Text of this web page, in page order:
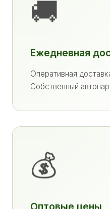
🚚
Ежедневная
Оперативная
Собственный
💰
Оптовые цены